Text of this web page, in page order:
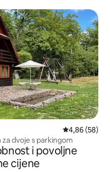
Prosječna
4,86 (58)
dvoje s parkingom
i povoljne
cijene